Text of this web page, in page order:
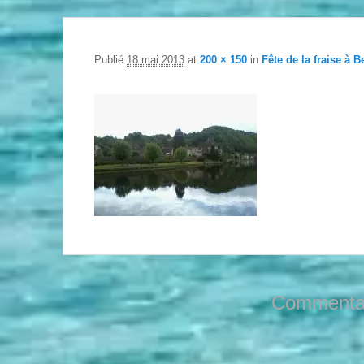
Publié 18 mai 2013 at 200 × 150 in Fête de la fraise à